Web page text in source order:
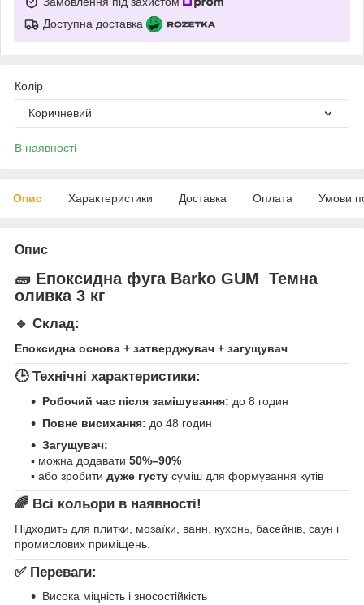
Доступна доставка
Колір
Коричневий
В наявності
Опис Характеристики Доставка Оплата Умови
Опис
🧱 Епоксидна фуга Barko GUM Темна
оливка 3 кг
🔹 Склад:
Епоксидна основа + затверджувач + загущувач
🕒 Технічні характеристики:
Робочий час після замішування: до 8 годин
Повне висихання: до 48 годин
Загущувач:
▪ можна додавати 50%–90%
▪ або зробити дуже густу суміш для формування кутів
🌈 Всі кольори в наявності!
Підходить для плитки, мозаїки, ванн, кухонь, басейнів, саун і
промислових приміщень.
✅ Переваги:
Висока міцність і зносостійкість